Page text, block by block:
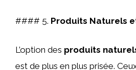
#### 5. Produits Naturels
L’option des produits
est de plus en plus prisée.